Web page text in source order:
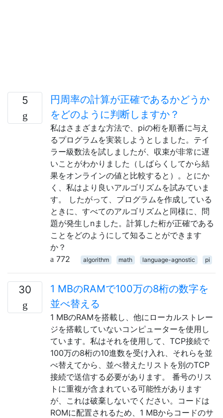
5
円周率の計算が正確であるかどうか
をどのように判断しますか？
私はさまざまな方法で、piの桁を順番に与え
るプログラムを実装しようとしました。テイ
ラー級数法を試しましたが、収束が非常に遅
いことがわかりました（しばらくしてから結
果をオンラインの値と比較すると）。とにか
く、私はより良いアルゴリズムを試みていま
す。 したがって、プログラムを作成している
ときに、すべてのアルゴリズムと同様に、問
題が発生しnました。計算した桁が正確である
ことをどのようにして知ることができます
か？
772
algorithm math language-agnostic pi
30
1 MBのRAMで100万の8桁の数字を
並べ替える
1 MBのRAMを搭載し、他にローカルストレー
ジを搭載していないコンピューターを使用し
ています。私はそれを使用して、TCP接続で
100万の8桁の10進数を受け入れ、それらを並
べ替えてから、並べ替えたリストを別のTCP
接続で送信する必要があります。 番号のリス
トに重複が含まれている可能性があります
が、これは破棄しないでください。コードは
ROMに配置されるため、1 MBからコードのサ